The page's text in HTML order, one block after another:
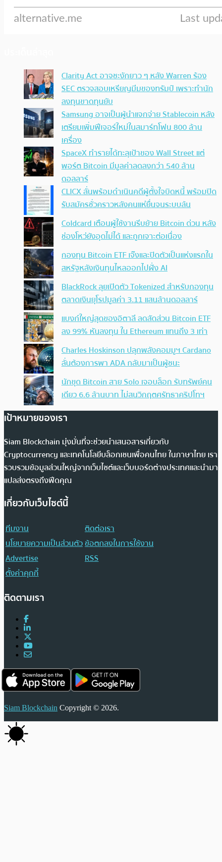
Clarity Act อาจชะงักยาว ๆ หลัง Warren ร้อง
SEC ตรวจสอบเหรียญมีมของทรัมป์ เพราะทำนัก
ลงทุนขาดทุนยับ
Samsung อาจเป็นผู้นำแจกจ่าย Stablecoin หลัง
เตรียมเพิ่มฟีเจอร์ใหม่ในสมาร์ทโฟน 800 ล้าน
เครื่อง
SpaceX ทำรายได้ทะลุเป้าของ Wall Street แต่
พอร์ต Bitcoin มีมูลค่าลดลงกว่า 540 ล้าน
ดอลลาร์
CLICX ลั่นพร้อมดำเนินคดีผู้ตั้งใจบิดหนี้ พร้อมปิด
รับสมัครชั่วคราวหลังคนแห่ยื่นจนระบบล้น
Coldcard เตือนผู้ใช้งานรีบย้าย Bitcoin ด่วน หลัง
ช่องโหว่ยังอุดไม่ได้ และถูกเจาะต่อเนื่อง
กองทุน Bitcoin ETF เจ๊งและปิดตัวเป็นแห่งแรกใน
สหรัฐหลังเงินทุนไหลออกไปฝั่ง AI
BlackRock ลุยเปิดตัว Tokenized สำหรับกองทุน
ตลาดเงินยุโรปมูลค่า 3.11 แสนล้านดอลลาร์
แบงก์ใหญ่สุดของอิตาลี ลดสัดส่วน Bitcoin ETF
ลง 99% หันลงทุน ใน Ethereum แทนถึง 3 เท่า
Charles Hoskinson ปลุกพลังคอมมูฯ Cardano
ลั่นต้องการพา ADA กลับมาเป็นผู้ชนะ
นักขุด Bitcoin สาย Solo เจอบล็อก รับทรัพย์คน
เดียว 6.6 ล้านบาท ไม่สนวิกฤตศรัทธาคริปโทฯ
เป้าหมายของเรา
Siam Blockchain มุ่งมั่นที่จะช่วยนำเสนอสารเกี่ยวกับ
Cryptocurrency และเทคโนโลยีบล็อกเชนเพื่อคนไทย ในภาษาไทย เรา
รวบรวมข้อมูลส่วนใหญ่จากเว็บไซต์และเว็บบอร์ดต่างประเทศและนำมา
แปลส่งตรงถึงฟีดคุณ
เกี่ยวกับเว็บไซต์นี้
ทีมงาน
ติดต่อเรา
นโยบายความเป็นส่วนตัวข้อตกลงในการใช้งาน
Advertise
RSS
ตั้งค่าคุกกี้
ติดตามเรา
Siam Blockchain Copyright © 2026.